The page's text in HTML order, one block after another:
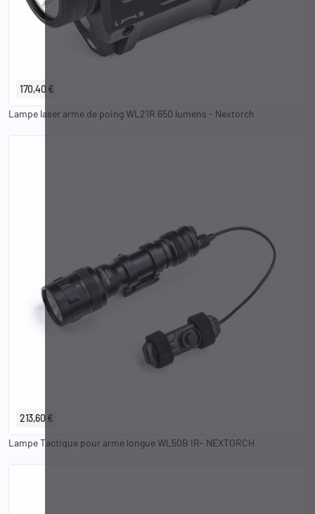
170,40 €
Lampe laser arme de poing WL21R 650 lumens - Nextorch
213,60 €
Lampe Tactique pour arme longue WL50B IR- NEXTORCH